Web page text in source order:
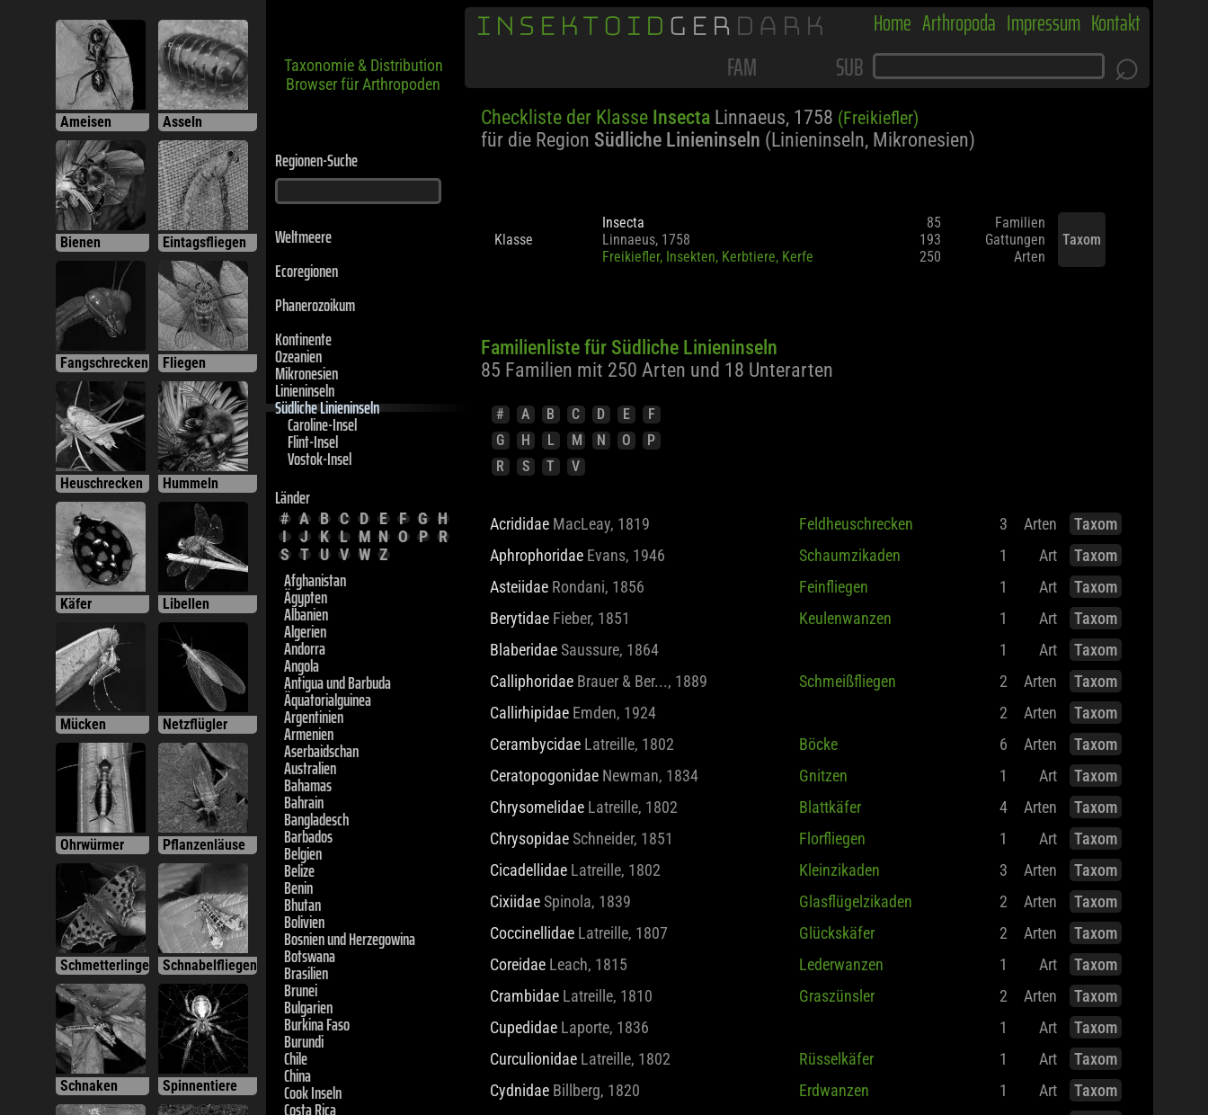
Ameisen Asseln
Bienen Eintagsfliegen
Fangschrecken Fliegen
Heuschrecken Hummeln
Käfer Libellen
Mücken Netzflügler
Ohrwürmer Pflanzenläuse
Schmetterlinge Schnabelfliegen
Schnaken Spinnentiere
Browser für Arthropoden
Weltmeere
Ecoregionen
Phanerozoikum
Kontinente
Ozeanien
Mikronesien
Linieninseln
Südliche Linieninseln
Caroline-Insel
Flint-Insel
Vostok-Insel
Länder
# A
I
J K L M N O P
R
S T U V W Z
Afghanistan
Ägypten
Albanien
Algerien
Andorra
Angola
Antigua und Barbuda
Äquatorialguinea
Argentinien
Armenien
Aserbaidschan
Australien
Bahamas
Bahrain
Bangladesch
Barbados
Belgien
Belize
Benin
Bhutan
Bolivien
Bosnien und Herzegowina
Botswana
Brasilien
Brunei
Bulgarien
Burkina Faso
Burundi
Chile
China
Cook Inseln
Costa Rica
Dänemark
INSEKTOID GER DARK Home Arthropoda Impressum Kontakt
FAM SUB ⌕
Checkliste der Klasse Insecta Linnaeus, 1758 (Freikiefler)
für die Region Südliche Linieninseln (Linieninseln, Mikronesien)
Klasse
Insecta
Linnaeus, 1758
Freikiefler, Insekten, Kerbtiere, Kerfe
85
193
250
Familien
Gattungen
Arten
Taxom
Familienliste für Südliche Linieninseln
85 Familien mit 250 Arten und 18 Unterarten
# A B C D E
F
G
H L M N O
P
R
S T V
Acrididae MacLeay, 1819 Feldheuschrecken 3 Arten
Taxom
Aphrophoridae Evans, 1946 Schaumzikaden 1 Art
Taxom
Asteiidae Rondani, 1856 Feinfliegen 1 Art
Taxom
Berytidae Fieber, 1851 Keulenwanzen 1 Art
Taxom
BlaberidaeSaussure, 1864 1 Art
Taxom
Calliphoridae Brauer & Ber..., 1889 Schmeißfliegen 2 Arten
Taxom
Callirhipidae Emden, 1924 2 Arten
Taxom
Cerambycidae Latreille, 1802 Böcke 6 Arten
Taxom
Ceratopogonidae Newman, 1834 Gnitzen 1 Art
Taxom
Chrysomelidae Latreille, 1802 Blattkäfer 4 Arten
Taxom
ChrysopidaeSchneider, 1851 Florfliegen 1 Art
Taxom
Cicadellidae Latreille, 1802 Kleinzikaden 3 Arten
Taxom
CixiidaeSpinola, 1839 Glasflügelzikaden 2 Arten
Taxom
Coccinellidae Latreille, 1807 Glückskäfer 2 Arten
Taxom
Coreidae Leach, 1815 Lederwanzen 1 Art
Taxom
Crambidae Latreille, 1810 Graszünsler 2 Arten
Taxom
Cupedidae Laporte, 1836 1 Art
Taxom
Curculionidae Latreille, 1802 Rüsselkäfer 1 Art
Taxom
Cydnidae Billberg, 1820 Erdwanzen 1 Art
Taxom